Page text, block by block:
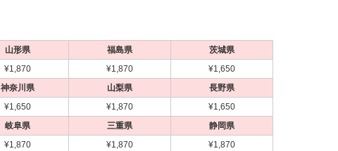
山形県 福島県
茨城県
¥1,870 ¥1,870
¥1,650
神奈川県 山梨県
長野県
¥1,650 ¥1,870
¥1,650
岐阜県 三重県
静岡県
¥1,870 ¥1,870
¥1,870